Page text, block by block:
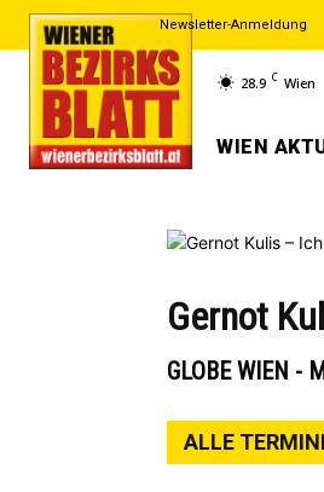
Newsletter-Anmeldung
28.9 C Wien
WIEN
Gernot
GLOBE WIEN -
ALLE